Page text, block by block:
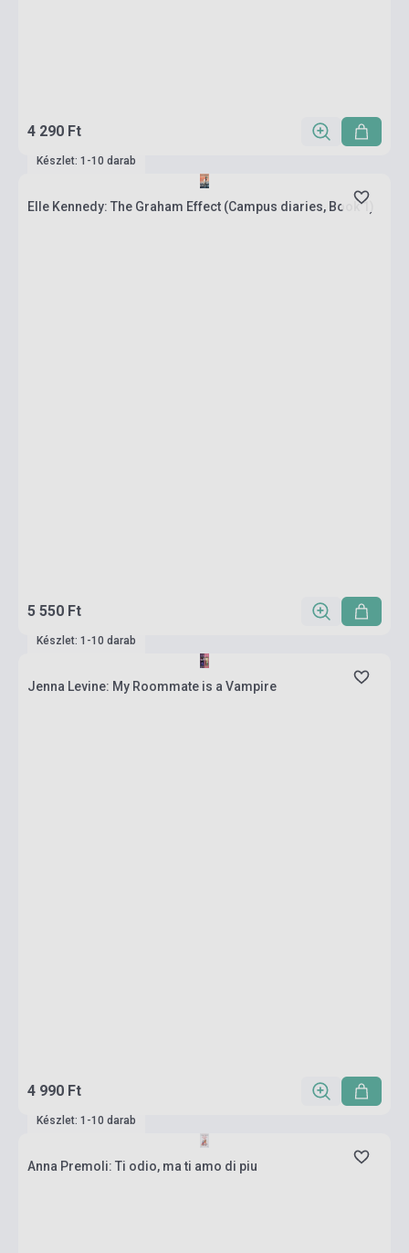
4 290 Ft
Készlet: 1-10 darab
Elle Kennedy: The Graham Effect (Campus diaries, Book 1)
5 550 Ft
Készlet: 1-10 darab
Jenna Levine: My Roommate is a Vampire
4 990 Ft
Készlet: 1-10 darab
Anna Premoli: Ti odio, ma ti amo di piu